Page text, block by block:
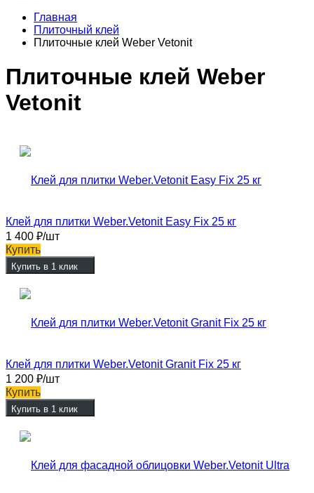
Главная
Плиточный клей
Плиточные клей Weber Vetonit
Плиточные клей Weber
Vetonit
Клей для плитки Weber.Vetonit Easy Fix 25 кг
1 400 ₽/шт
Купить
Купить в 1 клик
Клей для плитки Weber.Vetonit Granit Fix 25 кг
1 200 ₽/шт
Купить
Купить в 1 клик